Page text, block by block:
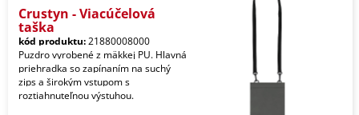
Crustyn - Viacúčelová
taška
kód produktu:21880008000
Puzdro vyrobené z mäkkej PU. Hlavná
priehradka so zapínaním na suchý
zips a širokým vstupom s
roztiahnuteľnou výstuhou.